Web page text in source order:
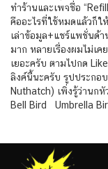
ทำร้านและเพจชื่อ
คืออะไรที่ใช้หมดแล้วก็ใ
เล่าข้อมูล+แชร์แพชั่นด้า
มาก หลายเรื่องผมไม่เค
เยอะครับ ตามไปกด
ลิงค์นี้นะครับ รูปประกอ
Nuthatch) เพิ่งรู้ว่านก
Bell Bird Umbrella